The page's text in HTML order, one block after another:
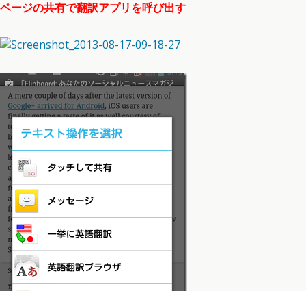
ページの共有で翻訳アプリを呼び出す